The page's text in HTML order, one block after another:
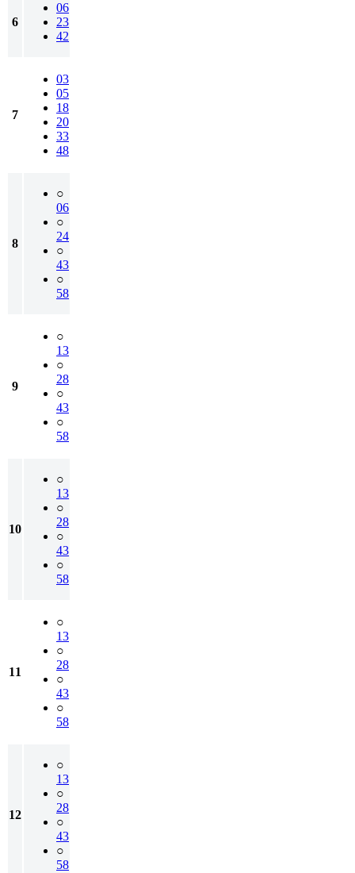
6
06
23
42
7
03
05
18
20
33
48
8
○
06
○
24
○
43
○
58
9
○
13
○
28
○
43
○
58
10
○
13
○
28
○
43
○
58
11
○
13
○
28
○
43
○
58
12
○
13
○
28
○
43
○
58